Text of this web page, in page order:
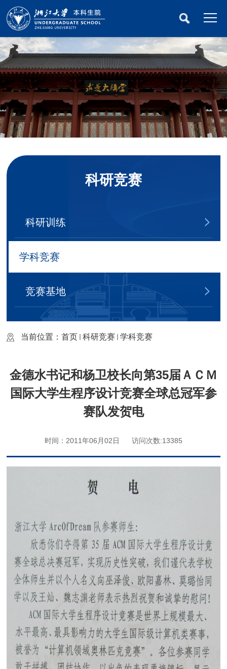
科研竞赛
科研训练
学科竞赛
竞赛基地
当前位置：首页 科研竞赛 学科竞赛
金德水书记和杨卫校长向第35届ＡＣＭ
国际大学生程序设计竞赛全球总冠军参
赛队发贺电
时间：2011年06月02日 访问次数:13385